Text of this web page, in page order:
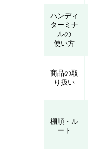
ハンディ
ターミナ
ルの
使い方
商品の取
り扱い
棚順・ル
ート